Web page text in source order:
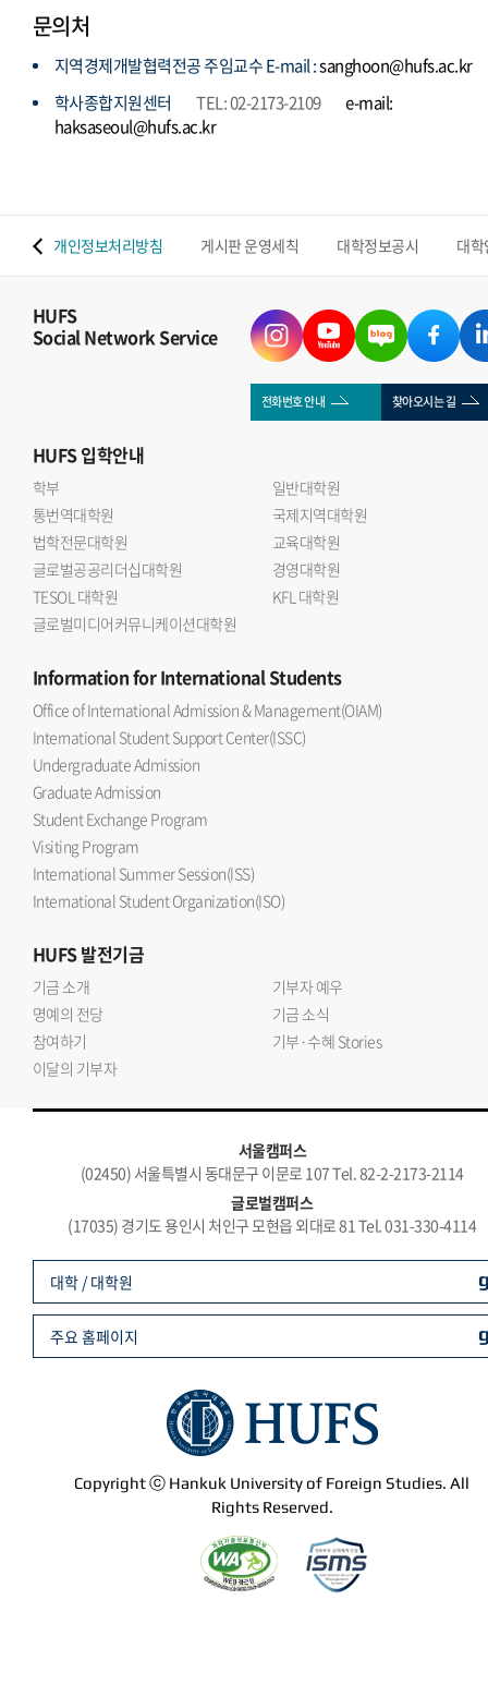
문의처
지역경제개발협력전공 주임교수 E-mail :sanghoon@hufs.ac.kr
학사종합지원센터
TEL: 02-2173-2109
e-mail:
haksaseoul@hufs.ac.kr
개인정보처리방침 게시판 운영세칙 대학정보공시 대
HUFS
Social Network Service
전화번호 안내 찾아오시는 길
HUFS입학안내
학부
일반대학원
통번역대학원
국제지역대학원
법학전문대학원
교육대학원
글로벌공공리더십대학원
경영대학원
TESOL 대학원
KFL 대학원
글로벌미디어커뮤니케이션대학원
Informationfor International Students
Office of International Admission & Management(OIAM)
International Student Support Center(ISSC)
Undergraduate Admission
Graduate Admission
Student Exchange Program
Visiting Program
International Summer Session(ISS)
International Student Organization(ISO)
HUFS발전기금
기금 소개
기부자 예우
명예의 전당
기금 소식
참여하기
기부·수혜 Stories
이달의 기부자
서울캠퍼스
(02450) 서울특별시 동대문구 이문로 107 Tel. 82-2-2173-2114
글로벌캠퍼스
(17035) 경기도 용인시 처인구 모현읍 외대로 81 Tel. 031-330-4114
Copyright ⓒ Hankuk University of Foreign Studies. All
Rights Reserved.
대학 / 대학원
주요 홈페이지